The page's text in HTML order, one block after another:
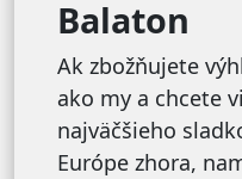
Balaton
Ak zbožňujete
ako my a chcete
najväčšieho
Európe zhora,